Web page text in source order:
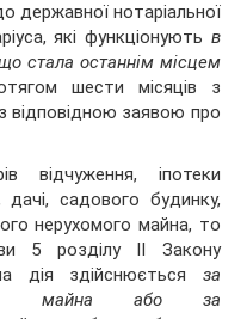
державної нотаріальної
які функціонують в
стала останнім місцем
шести місяців з
відповідною заявою про
відчуження, іпотеки
садового будинку,
нерухомого майна, то
5 розділу ІІ Закону
дія здійснюється за
майна або за